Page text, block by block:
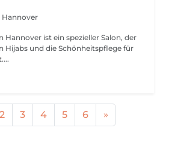
Hannover
Hannover ist ein spezieller Salon, der
Hijabs und die Schönheitspflege für
2 3 4 5 6 »